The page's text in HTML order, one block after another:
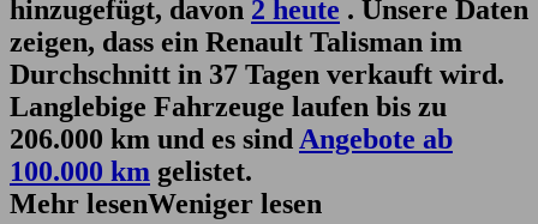
hinzugefügt, davon 2 heute . Unsere Daten
zeigen, dass ein Renault Talisman im
Durchschnitt in 37 Tagen verkauft wird.
Langlebige Fahrzeuge laufen bis zu
206.000 km und es sind Angebote ab
100.000 km gelistet.
Mehr lesenWeniger lesen